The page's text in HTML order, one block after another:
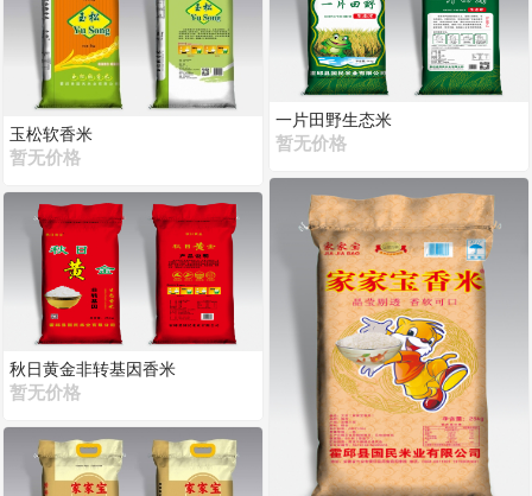
玉松软香米
暂无价格
秋日黄金非转基因香米
暂无价格
一片田野生态米
暂无价格